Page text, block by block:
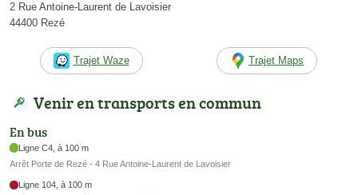
2 Rue Antoine-Laurent de Lavoisier
44400 Rezé
Trajet Waze Trajet Maps
Venir en transports en commun
En bus
Ligne C4, à 100 m
Arrêt Porte de Rezé - 4 Rue Antoine-Laurent de Lavoisier
Ligne 104, à 100 m